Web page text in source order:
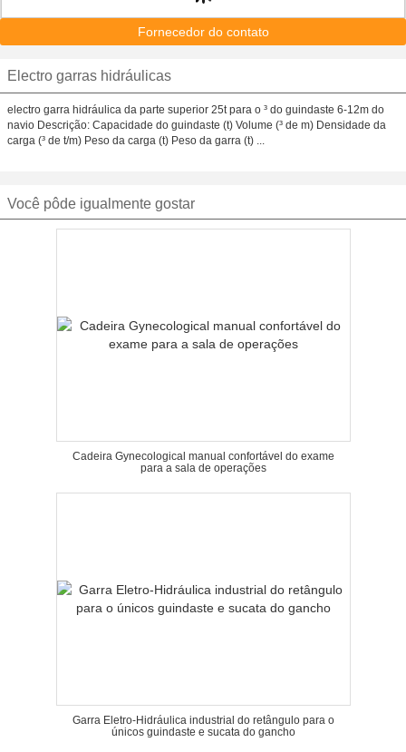
Fornecedor do contato
Electro garras hidráulicas
electro garra hidráulica da parte superior 25t para o ³ do guindaste 6-12m do
navio Descrição: Capacidade do guindaste (t) Volume (³ de m) Densidade da
carga (³ de t/m) Peso da carga (t) Peso da garra (t) ...
Você pôde igualmente gostar
Cadeira Gynecological manual confortável do exame
para a sala de operações
Garra Eletro-Hidráulica industrial do retângulo para o
únicos guindaste e sucata do gancho